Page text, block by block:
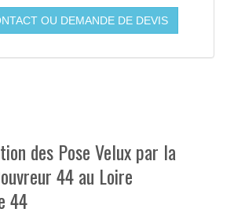
OU DEMANDE DE DEVIS
des Pose Velux par la
44 au Loire
44